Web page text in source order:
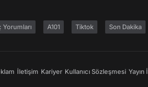
A101 Tiktok Son Dakika
İletişim Kariyer Kullanıcı Sözleşmesi Yayın